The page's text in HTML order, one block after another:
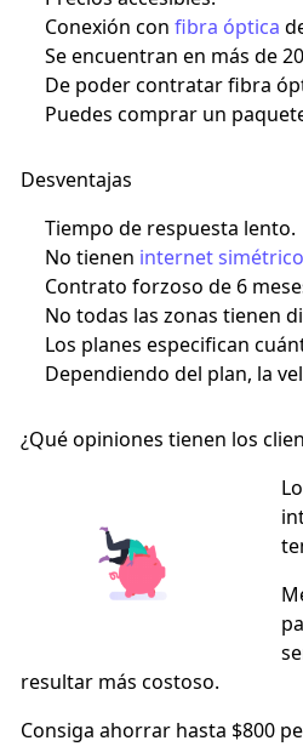
Conexión con fibra óptica
Se encuentran en más de
De poder contratar fibra
Puedes comprar un
Desventajas
Tiempo de respuesta lento.
No tienen internet simétrico
Contrato forzoso de 6
No todas las zonas tienen
Los planes especifican
Dependiendo del plan, la
¿Qué opiniones tienen los
resultar más costoso.
Consiga ahorrar hasta $800